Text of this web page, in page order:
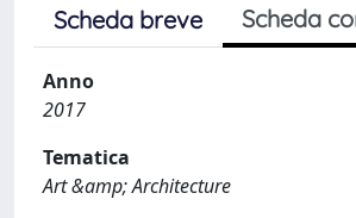
Scheda breve Scheda
Anno
2017
Tematica
Art &amp; Architecture